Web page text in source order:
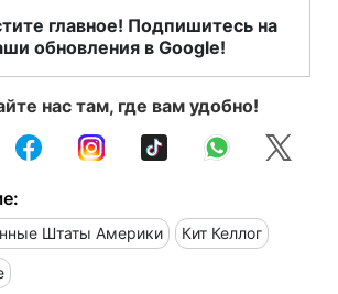
главное! Подпишитесь на
обновления в Google!
нас там, где вам удобно!
Штаты Америки Кит Келлог